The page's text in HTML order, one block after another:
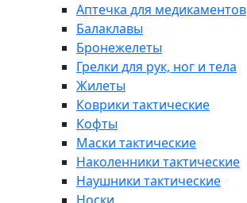
Аптечка для медикаментов
Балаклавы
Бронежелеты
Грелки для рук, ног и тела
Жилеты
Коврики тактические
Кофты
Маски тактические
Наколенники тактические
Наушники тактические